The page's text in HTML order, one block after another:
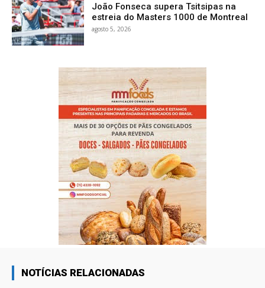
João Fonseca supera Tsitsipas na
estreia do Masters 1000 de Montreal
agosto 5, 2026
NOTÍCIAS RELACIONADAS